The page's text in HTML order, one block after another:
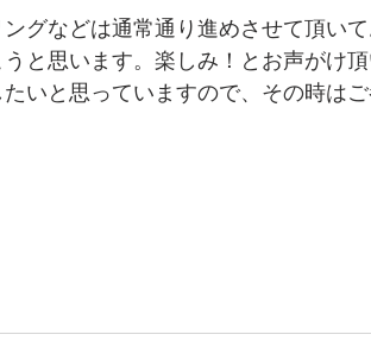
グなどは通常通り進めさせて頂い
と思います。楽しみ！とお声がけ
いと思っていますので、その時は